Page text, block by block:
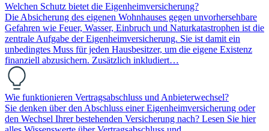
Welchen Schutz bietet die Eigenheimversicherung?
Die Absicherung des eigenen Wohnhauses gegen unvorhersehbare
Gefahren wie Feuer, Wasser, Einbruch und Naturkatastrophen ist die
zentrale Aufgabe der Eigenheimversicherung. Sie ist damit ein
unbedingtes Muss für jeden Hausbesitzer, um die eigene Existenz
finanziell abzusichern. Zusätzlich inkludiert…
Wie funktionieren Vertragsabschluss und Anbieterwechsel?
Sie denken über den Abschluss einer Eigenheimversicherung oder
den Wechsel Ihrer bestehenden Versicherung nach? Lesen Sie hier